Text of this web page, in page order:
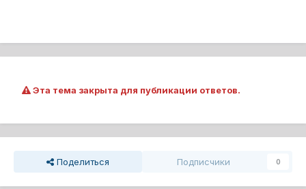
Эта тема закрыта для публикации ответов.
Поделиться Подписчики 0